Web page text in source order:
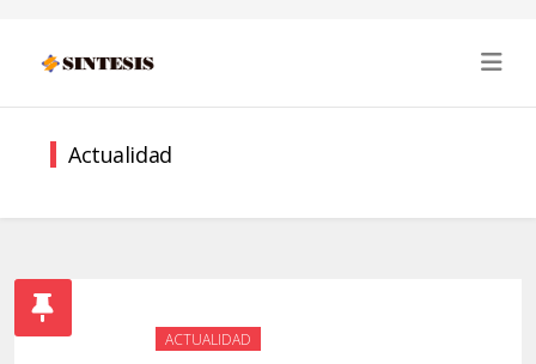
Actualidad
ACTUALIDAD